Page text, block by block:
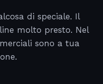
di speciale. Il
molto presto. Nel
sono a tua